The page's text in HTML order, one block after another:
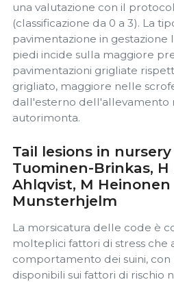
una valutazione con il
(classificazione da 0 a 3). La
pavimentazione in gestazione
piedi incide sulla maggiore
pavimentazioni grigliate
grigliato, maggiore nelle
dall'esterno dell'allevamento
autorimonta.
Tail lesions in nursery
Tuominen-Brinkas, H
Ahlqvist, M Heinonen
Munsterhjelm
La morsicatura delle code è
molteplici fattori di stress che
comportamento dei suini,
disponibili sui fattori di rischio